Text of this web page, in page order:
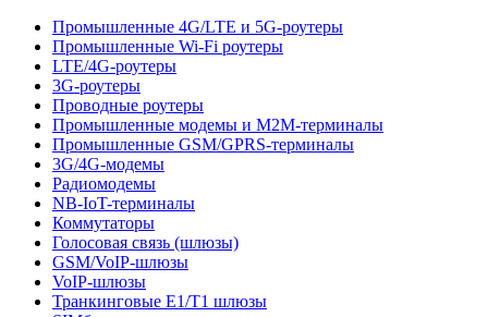
Промышленные 4G/LTE и 5G-роутеры
Промышленные Wi-Fi роутеры
LTE/4G-роутеры
3G-роутеры
Проводные роутеры
Промышленные модемы и M2M-терминалы
Промышленные GSM/GPRS-терминалы
3G/4G-модемы
Радиомодемы
NB-IoT-терминалы
Коммутаторы
Голосовая связь (шлюзы)
GSM/VoIP-шлюзы
VoIP-шлюзы
Транкинговые E1/T1 шлюзы